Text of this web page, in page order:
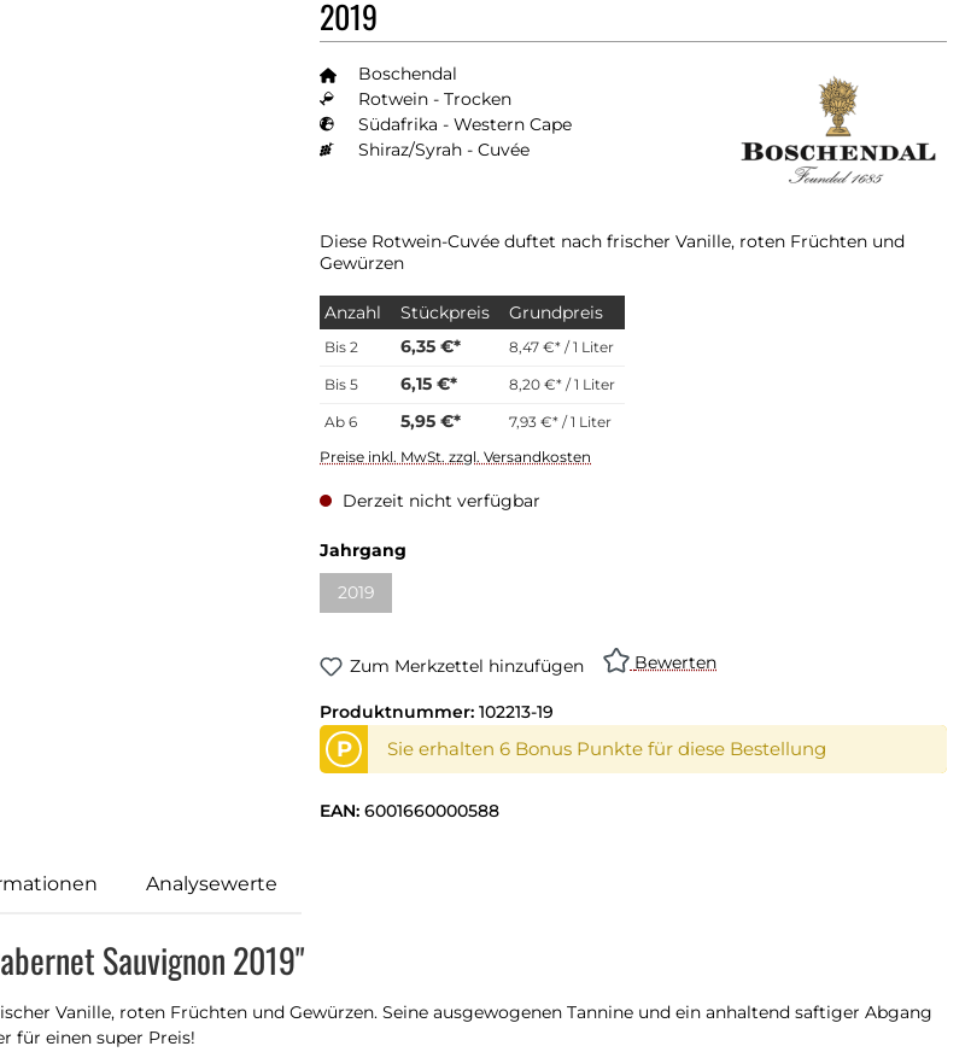
2019
Boschendal
Rotwein - Trocken
Südafrika - Western Cape
Shiraz/Syrah - Cuvée
Diese Rotwein-Cuvée duftet nach frischer Vanille, roten Früchten und
Gewürzen
Anzahl Stückpreis Grundpreis
Bis 2 6,35 €* 8,47 €* / 1 Liter
Bis 5 6,15 €* 8,20 €* / 1 Liter
Ab 6 5,95 €*
7,93 €* / 1 Liter
Preise inkl. MwSt. zzgl. Versandkosten
Derzeit nicht verfügbar
Jahrgang
2019
Zum Merkzettel hinzufügen Bewerten
Produktnummer: 102213-19
P Sie erhalten 6 Bonus Punkte für diese Bestellung
EAN: 6001660000588
Analysewerte
Sauvignon 2019"
Vanille, roten Früchten und Gewürzen. Seine ausgewogenen Tannine und ein anhaltend saftiger Abgang
für einen super Preis!